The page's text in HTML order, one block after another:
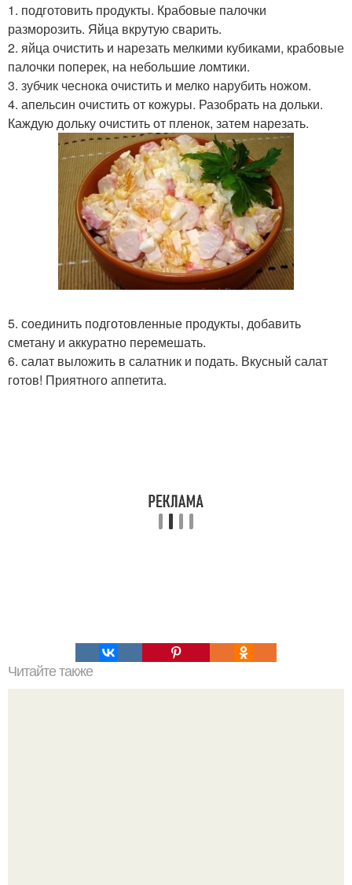
1. подготовить продукты. Крабовые палочки
разморозить. Яйца вкрутую сварить.
2. яйца очистить и нарезать мелкими кубиками, крабовые
палочки поперек, на небольшие ломтики.
3. зубчик чеснока очистить и мелко нарубить ножом.
4. апельсин очистить от кожуры. Разобрать на дольки.
Каждую дольку очистить от пленок, затем нарезать.
5. соединить подготовленные продукты, добавить
сметану и аккуратно перемешать.
6. салат выложить в салатник и подать. Вкусный салат
готов! Приятного аппетита.
Читайте также